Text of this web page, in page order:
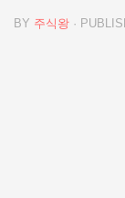
BY 주식왕 ·